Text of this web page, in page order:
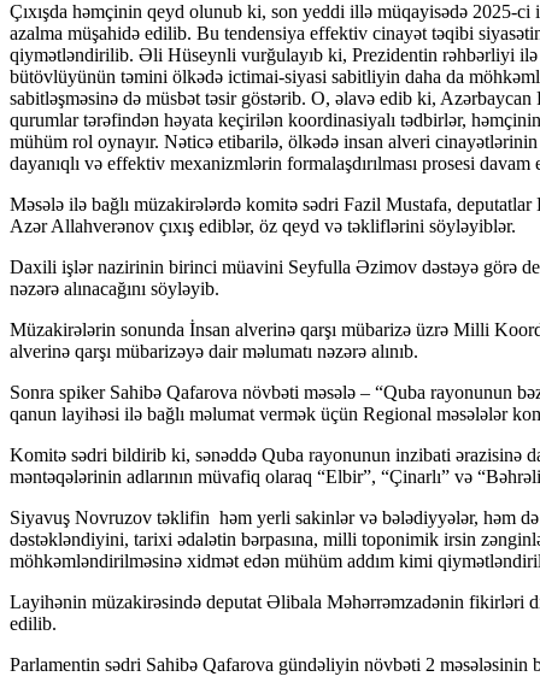
Çıxışda həmçinin qeyd olunub ki, son yeddi illə müqayisədə 2025-ci
azalma müşahidə edilib. Bu tendensiya effektiv cinayət təqibi
qiymətləndirilib. Əli Hüseynli vurğulayıb ki, Prezidentin rəhbərliyi ilə
bütövlüyünün təmini ölkədə ictimai-siyasi sabitliyin daha da
sabitləşməsinə də müsbət təsir göstərib. O, əlavə edib ki,
qurumlar tərəfindən həyata keçirilən koordinasiyalı tədbirlər,
mühüm rol oynayır. Nəticə etibarilə, ölkədə insan alveri cinayətlərinin
dayanıqlı və effektiv mexanizmlərin formalaşdırılması prosesi davam
Məsələ ilə bağlı müzakirələrdə komitə sədri Fazil Mustafa,
Azər Allahverənov çıxış ediblər, öz qeyd və təkliflərini söyləyiblər.
Daxili işlər nazirinin birinci müavini Seyfulla Əzimov dəstəyə görə
nəzərə alınacağını söyləyib.
Müzakirələrin sonunda İnsan alverinə qarşı mübarizə üzrə Milli
alverinə qarşı mübarizəyə dair məlumatı nəzərə alınıb.
Sonra spiker Sahibə Qafarova növbəti məsələ – “Quba rayonunun
qanun layihəsi ilə bağlı məlumat vermək üçün Regional məsələlər
Komitə sədri bildirib ki, sənəddə Quba rayonunun inzibati ərazisinə
məntəqələrinin adlarının müvafiq olaraq “Elbir”, “Çinarlı” və
Siyavuş Novruzov təklifin həm yerli sakinlər və bələdiyyələr, həm
dəstəkləndiyini, tarixi ədalətin bərpasına, milli toponimik irsin
möhkəmləndirilməsinə xidmət edən mühüm addım kimi
Layihənin müzakirəsində deputat Əlibala Məhərrəmzadənin fikirləri
edilib.
Parlamentin sədri Sahibə Qafarova gündəliyin növbəti 2